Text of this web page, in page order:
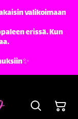
valikoimaan
erissä. Kun